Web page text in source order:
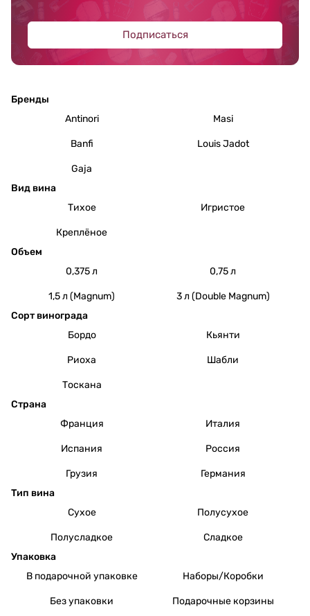
Подписаться
Бренды
Antinori
Masi
Banfi Louis Jadot
Gaja
Вид вина
Тихое
Игристое
Креплёное
Объем
0,375 л
0,75 л
1,5 л (Magnum)
3 л (Double Magnum)
Сорт винограда
Бордо
Кьянти
Риоха Шабли
Тоскана
Страна
Франция
Италия
Испания Россия
Грузия
Германия
Тип вина
Сухое
Полусухое
Полусладкое
Сладкое
Упаковка
В подарочной упаковке
Наборы/Коробки
Без упаковки
Подарочные корзины